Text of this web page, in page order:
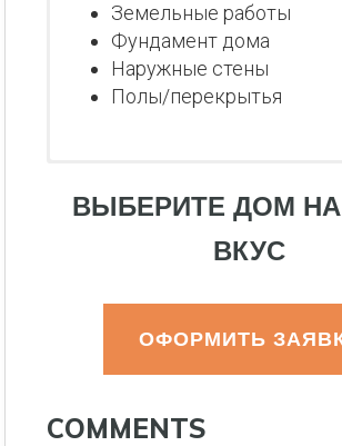
Земельные работы
Фундамент дома
Наружные стены
Полы/перекрытья
ВЫБЕРИТЕ ДОМ
ВКУС
ОФОРМИТЬ
COMMENTS